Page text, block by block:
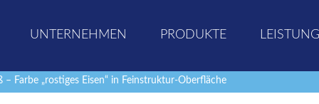
UNTERNEHMEN PRODUKTE
Farbe „rostiges Eisen“ in Feinstruktur-Oberfläche